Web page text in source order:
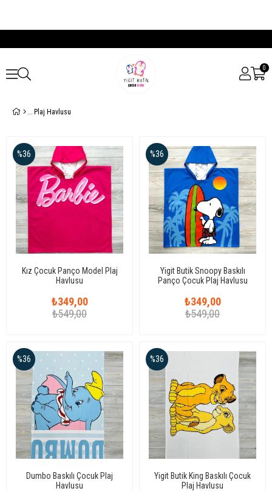
0
Plaj Havlusu
Kız Çocuk Panço Model Plaj
Havlusu
₺349,00
₺549,00
%36
Yigit Butik Snoopy Baskılı
Panço Çocuk Plaj Havlusu
₺349,00
₺549,00
%36
Dumbo Baskılı Çocuk Plaj
Havlusu
%36
Yigit Butik King Baskılı Çocuk
Plaj Havlusu
%36